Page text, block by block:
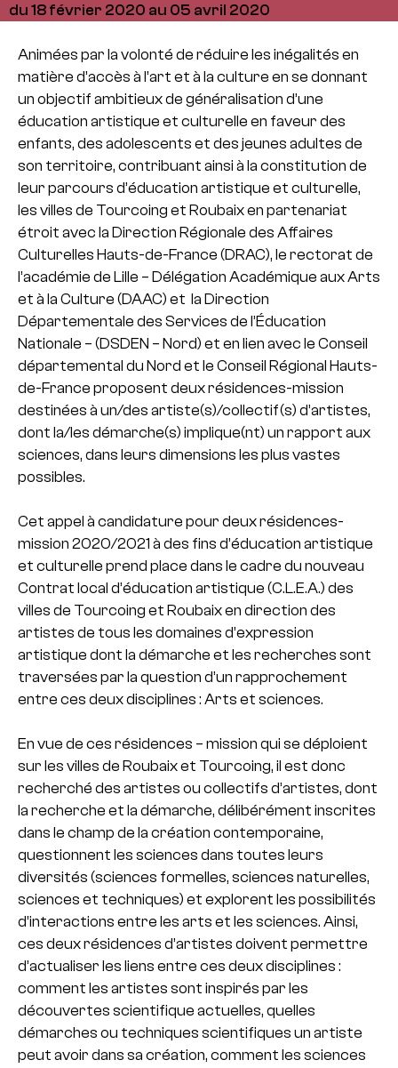
du 18 février 2020 au 05 avril 2020
Animées par la volonté de réduire les inégalités en
matière d’accès à l’art et à la culture en se donnant
un objectif ambitieux de généralisation d’une
éducation artistique et culturelle en faveur des
enfants, des adolescents et des jeunes adultes de
son territoire, contribuant ainsi à la constitution de
leur parcours d’éducation artistique et culturelle,
les villes de Tourcoing et Roubaix en partenariat
étroit avec la Direction Régionale des Affaires
Culturelles Hauts-de-France (DRAC), le rectorat de
l’académie de Lille – Délégation Académique aux Arts
et à la Culture (DAAC) et la Direction
Départementale des Services de l’Éducation
Nationale – (DSDEN – Nord) et en lien avec le Conseil
départemental du Nord et le Conseil Régional Hauts-
de-France proposent deux résidences-mission
destinées à un/des artiste(s)/collectif(s) d’artistes,
dont la/les démarche(s) implique(nt) un rapport aux
sciences, dans leurs dimensions les plus vastes
possibles.
Cet appel à candidature pour deux résidences-
mission 2020/2021 à des fins d’éducation artistique
et culturelle prend place dans le cadre du nouveau
Contrat local d’éducation artistique (C.L.E.A.) des
villes de Tourcoing et Roubaix en direction des
artistes de tous les domaines d’expression
artistique dont la démarche et les recherches sont
traversées par la question d’un rapprochement
entre ces deux disciplines : Arts et sciences.
En vue de ces résidences – mission qui se déploient
sur les villes de Roubaix et Tourcoing, il est donc
recherché des artistes ou collectifs d’artistes, dont
la recherche et la démarche, délibérément inscrites
dans le champ de la création contemporaine,
questionnent les sciences dans toutes leurs
diversités (sciences formelles, sciences naturelles,
sciences et techniques) et explorent les possibilités
d’interactions entre les arts et les sciences. Ainsi,
ces deux résidences d’artistes doivent permettre
d’actualiser les liens entre ces deux disciplines :
comment les artistes sont inspirés par les
découvertes scientifique actuelles, quelles
démarches ou techniques scientifiques un artiste
peut avoir dans sa création, comment les sciences